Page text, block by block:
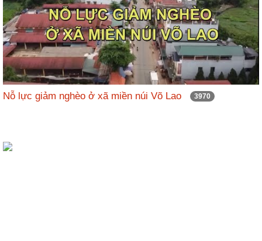
Nỗ lực giảm nghèo ở xã miền núi Võ Lao 3970